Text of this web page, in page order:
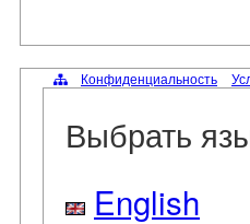
Конфиденциальность
Выбрать
English